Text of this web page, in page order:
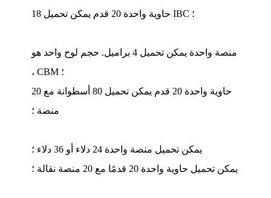
حاوية واحدة 20 قدم يمكن تحميل 18 IBC ؛
منصة واحدة يمكن تحميل 4 براميل. حجم لوح واحد هو
، CBM ؛
حاوية واحدة 20 قدم يمكن تحميل 80 أسطوانة مع 20
منصة ؛
يمكن تحميل منصة واحدة 24 دلاء أو 36 دلاء ؛
يمكن تحميل حاوية واحدة 20 قدمًا مع 20 منصة نقالة ؛